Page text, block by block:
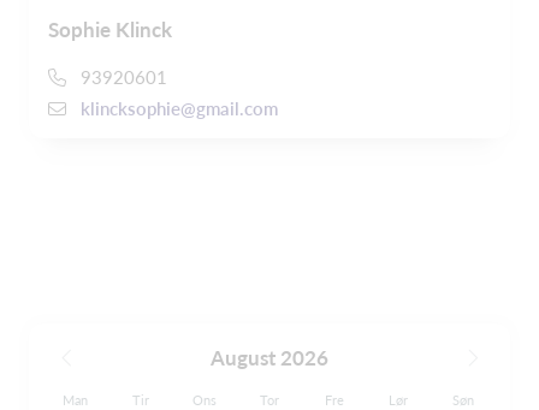
Sophie Klinck
93920601
klincksophie@gmail.com
August 2026
Man Tir Ons Tor Fre Lør Søn